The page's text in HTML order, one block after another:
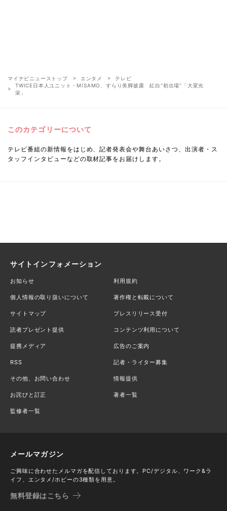
マイナビニューストップ エンタメ
テレビ
TWICE日本人ユニット・MISAMO、すらり美脚披露 紅白“初出場”「大変光
栄」
このカテゴリーについて
テレビ番組の新情報をはじめ、記者発表会や舞台あいさつ、出演者・ス
タッフインタビューなどの取材記事をお届けします。
サイトインフォメーション
お知らせ 利用規約
個人情報の取り扱いについて 著作権と転載について
サイトマップ プレスリリース受付
読者プレゼント提供 コンテンツ利用について
提携メディア 広告のご案内
RSS 記者・ライター募集
その他、お問い合わせ 情報提供
お詫びと訂正 著者一覧
監修者一覧
メールマガジン
ご興味に合わせたメルマガを配信しております。PC/デジタル、ワーク&ラ
イフ、エンタメ/ホビーの3種類を用意。
無料登録はこちら